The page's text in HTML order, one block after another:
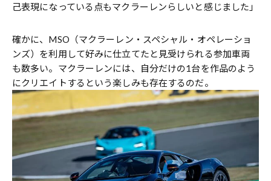
己表現になっている点もマクラーレンらしいと感じました」
確かに、MSO（マクラーレン・スペシャル・オペレーショ
ンズ）を利用して好みに仕立てたと見受けられる参加車両
も数多い。マクラーレンには、自分だけの1台を作品のよう
にクリエイトするという楽しみも存在するのだ。